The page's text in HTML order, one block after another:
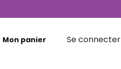
Mon panier Se connecter